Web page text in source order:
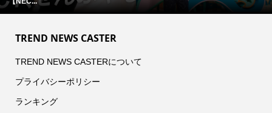
TREND NEWS CASTER
TREND NEWS CASTERについて
プライバシーポリシー
ランキング